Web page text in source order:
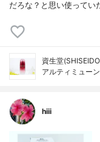
だろな？と思い使ってい
資生堂
アルティミュー
hiii